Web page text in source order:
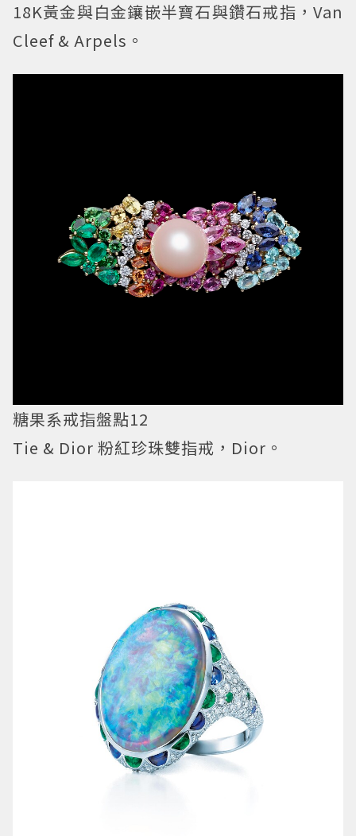
18K黃金與白金鑲嵌半寶石與鑽石戒指，Van
Cleef & Arpels。
糖果系戒指盤點12
Tie & Dior 粉紅珍珠雙指戒，Dior。